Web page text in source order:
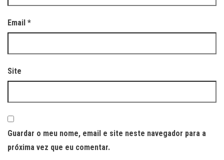
Email *
Site
Guardar o meu nome, email e site neste navegador para a
próxima vez que eu comentar.